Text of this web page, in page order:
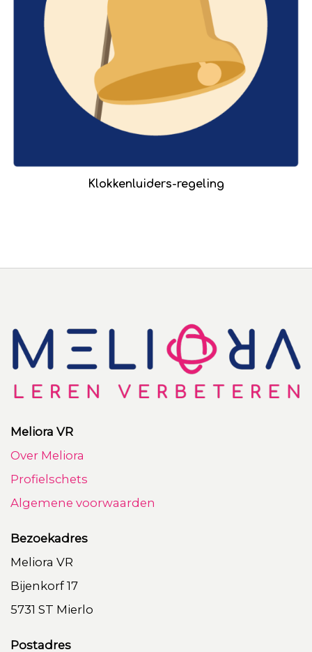
Klokkenluiders-regeling
Meliora VR
Over Meliora
Profielschets
Algemene voorwaarden
Bezoekadres
Meliora VR
Bijenkorf 17
5731 ST Mierlo
Postadres